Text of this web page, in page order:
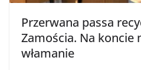
Przerwana passa
Zamościa. Na koncie
włamanie